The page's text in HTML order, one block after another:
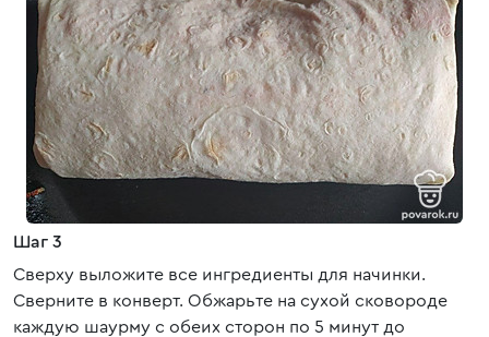
Шаг 3
Сверху выложите все ингредиенты для начинки.
Сверните в конверт. Обжарьте на сухой сковороде
каждую шаурму с обеих сторон по 5 минут до